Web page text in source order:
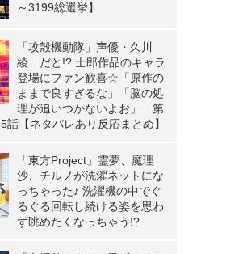
～3199総選挙】
「攻殻機動隊」声優・久川
綾…だと!? 士郎作品のキャラ
登場にファン歓喜☆「原作の
ままで良すぎるな」「脳の処
理が追いつかないよお」…第
5話【ネタバレあり反応まとめ】
「東方Project」霊夢、魔理
沙、チルノが洗濯ネットにな
っちゃった♪ 洗濯機の中でぐ
るぐる回転し続ける姿を思わ
ず眺めたくなっちゃう!?